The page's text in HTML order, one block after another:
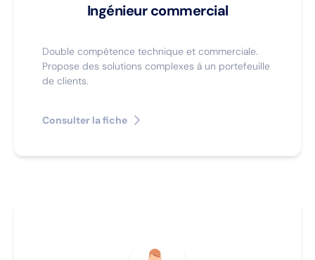
Ingénieur commercial
Double compétence technique et commerciale.
Propose des solutions complexes à un portefeuille
de clients.
Consulter la fiche